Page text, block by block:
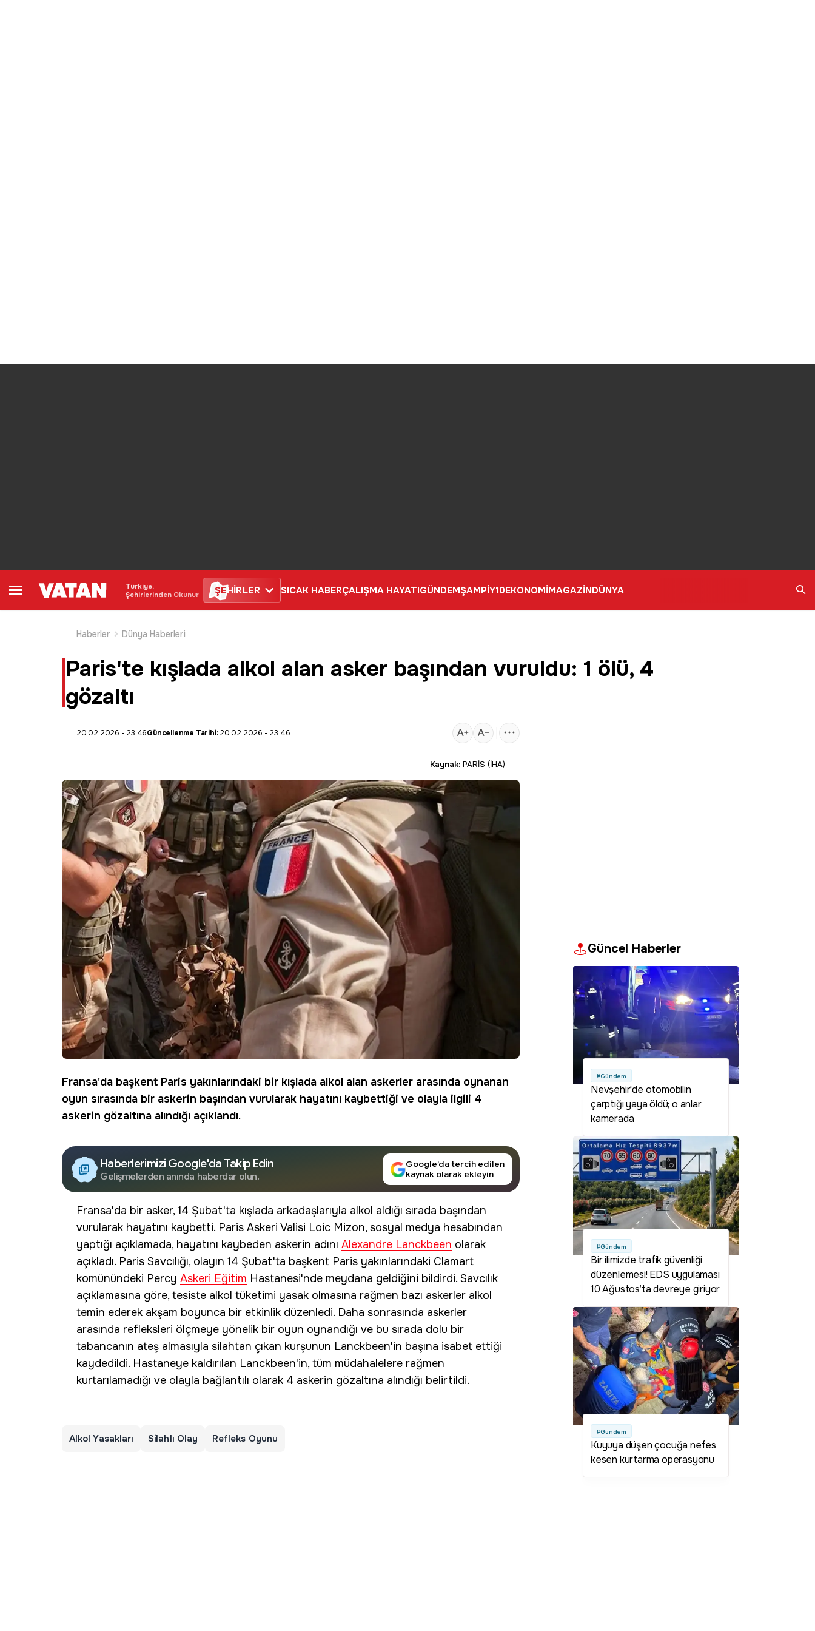
Türkiye,
Şehirlerinden Okunur
ŞEHİRLER SICAK HABERÇALIŞMA HAYATIGÜNDEMŞAMPİY10EKONOMİMAGAZİNDÜNYA
Haberler
Dünya Haberleri
Paris'te kışlada alkol alan asker başından vuruldu: 1 ölü, 4
gözaltı
20.02.2026 - 23:46Güncellenme Tarihi:20.02.2026 - 23:46
Kaynak: PARİS (İHA)
Fransa'da başkent Paris yakınlarındaki bir kışlada alkol alan askerler arasında oynanan
oyun sırasında bir askerin başından vurularak hayatını kaybettiği ve olayla ilgili 4
askerin gözaltına alındığı açıklandı.
Haberlerimizi Google'da Takip Edin
Gelişmelerden anında haberdar olun.
Google’da tercih edilen
kaynak olarak ekleyin
Fransa'da bir asker, 14 Şubat'ta kışlada arkadaşlarıyla alkol aldığı sırada başından
vurularak hayatını kaybetti. Paris Askeri Valisi Loic Mizon, sosyal medya hesabından
yaptığı açıklamada, hayatını kaybeden askerin adını Alexandre Lanckbeen olarak
açıkladı. Paris Savcılığı, olayın 14 Şubat'ta başkent Paris yakınlarındaki Clamart
komünündeki Percy Askeri Eğitim Hastanesi'nde meydana geldiğini bildirdi. Savcılık
açıklamasına göre, tesiste alkol tüketimi yasak olmasına rağmen bazı askerler alkol
temin ederek akşam boyunca bir etkinlik düzenledi. Daha sonrasında askerler
arasında refleksleri ölçmeye yönelik bir oyun oynandığı ve bu sırada dolu bir
tabancanın ateş almasıyla silahtan çıkan kurşunun Lanckbeen'in başına isabet ettiği
kaydedildi. Hastaneye kaldırılan Lanckbeen'in, tüm müdahalelere rağmen
kurtarılamadığı ve olayla bağlantılı olarak 4 askerin gözaltına alındığı belirtildi.
Alkol Yasakları Silahlı Olay Refleks Oyunu
Güncel Haberler
#Gündem
Nevşehir'de otomobilin
çarptığı yaya öldü; o anlar
kamerada
#Gündem
Bir ilimizde trafik güvenliği
düzenlemesi! EDS uygulaması
10 Ağustos’ta devreye giriyor
#Gündem
Kuyuya düşen çocuğa nefes
kesen kurtarma operasyonu